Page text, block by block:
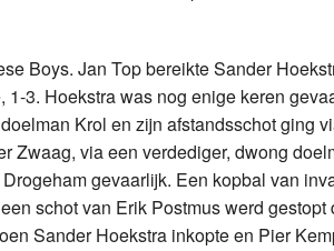
Boys. Jan Top bereikte Sander
3. Hoekstra was nog enige keren
Krol en zijn afstandsschot ging
Zwaag, via een verdediger, dwong
gevaarlijk. Een kopbal van
schot van Erik Postmus werd gestopt
Sander Hoekstra inkopte en Pier